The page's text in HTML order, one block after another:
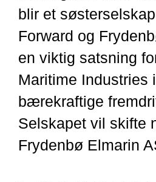
blir et
Forward og
en viktig satsning
Maritime Industries
bærekraftige
Selskapet vil skifte
Frydenbø Elmarin